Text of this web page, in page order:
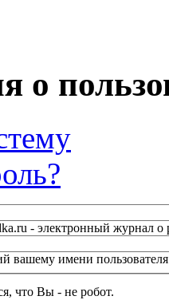
о
- электронный журнал
вашему имени
что Вы - не робот.